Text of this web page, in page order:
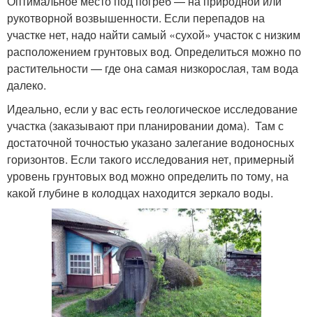
рукотворной возвышенности. Если перепадов на
участке нет, надо найти самый «сухой» участок с низким
расположением грунтовых вод. Определиться можно по
растительности — где она самая низкорослая, там вода
далеко.
Идеально, если у вас есть геологическое исследование
участка (заказывают при планировании дома). Там с
достаточной точностью указано залегание водоносных
горизонтов. Если такого исследования нет, примерный
уровень грунтовых вод можно определить по тому, на
какой глубине в колодцах находится зеркало воды.